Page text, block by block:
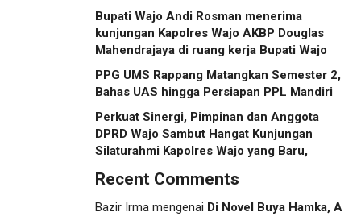
Bupati Wajo Andi Rosman menerima
kunjungan Kapolres Wajo AKBP Douglas
Mahendrajaya di ruang kerja Bupati Wajo
PPG UMS Rappang Matangkan Semester 2,
Bahas UAS hingga Persiapan PPL Mandiri
Perkuat Sinergi, Pimpinan dan Anggota
DPRD Wajo Sambut Hangat Kunjungan
Silaturahmi Kapolres Wajo yang Baru,
Recent Comments
Bazir Irma mengenai Di Novel Buya Hamka, A